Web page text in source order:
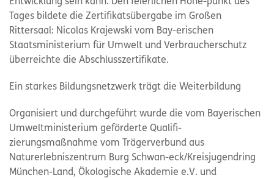
Tages bildete die Zertifikatsübergabe im Großen
Rittersaal: Nicolas Krajewski vom Bay-erischen
Staatsministerium für Umwelt und Verbraucherschutz
überreichte die Abschlusszertifikate.
Ein starkes Bildungsnetzwerk trägt die Weiterbildung
Organisiert und durchgeführt wurde die vom Bayerischen
Umweltministerium geförderte Qualifi-
zierungsmaßnahme vom Trägerverbund aus
Naturerlebniszentrum Burg Schwan-eck/Kreisjugendring
München-Land, Ökologische Akademie e.V. und